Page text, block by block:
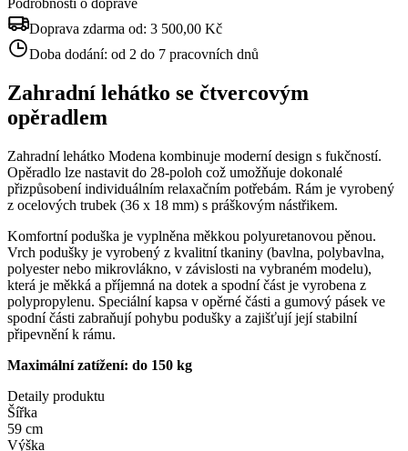
Doprava zdarma od: 3 500,00 Kč
Doba dodání: od 2 do 7 pracovních dnů
Zahradní lehátko se čtvercovým
opěradlem
Zahradní lehátko Modena kombinuje moderní design s fukčností.
Opěradlo lze nastavit do 28-poloh což umožňuje dokonalé
přizpůsobení individuálním relaxačním potřebám. Rám je vyrobený
z ocelových trubek (36 x 18 mm) s práškovým nástřikem.
Komfortní poduška je vyplněna měkkou polyuretanovou pěnou.
Vrch podušky je vyrobený z kvalitní tkaniny (bavlna, polybavlna,
polyester nebo mikrovlákno, v závislosti na vybraném modelu),
která je měkká a příjemná na dotek a spodní část je vyrobena z
polypropylenu. Speciální kapsa v opěrné části a gumový pásek ve
spodní části zabraňují pohybu podušky a zajišťují její stabilní
připevnění k rámu.
Maximální zatížení: do 150 kg
Detaily produktu
Šířka
59 cm
Výška